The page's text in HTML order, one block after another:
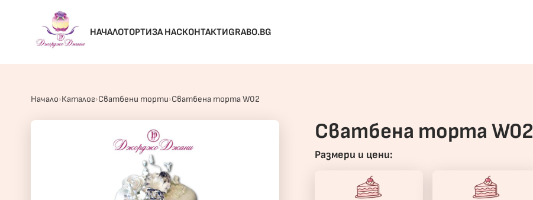
НАЧАЛОТОРТИЗА НАСКОНТАКТИGRABO.BG
Начало Каталог Сватбени торти Сватбена торта W02
Сватбена торта W02
Размери и цени: